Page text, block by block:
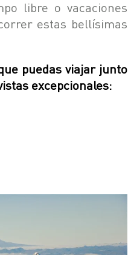
libre o vacaciones
estas bellísimas
puedas viajar junto
excepcionales: